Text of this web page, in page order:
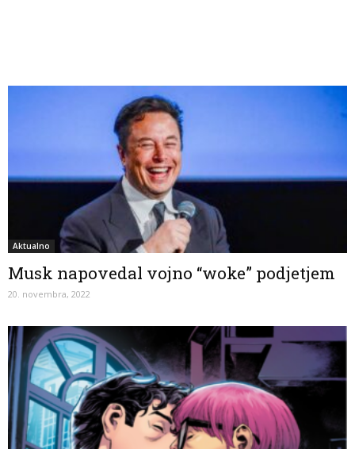
Aktualno
Musk napovedal vojno “woke” podjetjem
20. novembra, 2022